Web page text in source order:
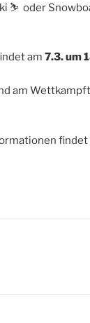
⛷️ oder
am 7.3. um
am
findet